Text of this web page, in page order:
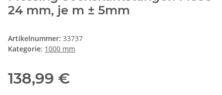
24 mm, je m ± 5mm
Artikelnummer: 33737
Kategorie: 1000 mm
138,99 €